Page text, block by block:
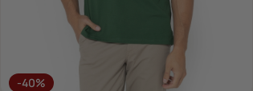
-40%